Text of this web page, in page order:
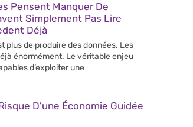
Pensent Manquer De
Simplement Pas Lire
Déjà
plus de produire des données. Les
énormément. Le véritable enjeu
d’exploiter une
D’une Économie Guidée